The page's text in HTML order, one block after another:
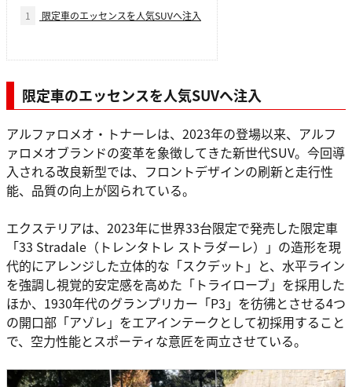
1 限定車のエッセンスを人気SUVへ注入
限定車のエッセンスを人気SUVへ注入
アルファロメオ・トナーレは、2023年の登場以来、アルフ
ァロメオブランドの変革を象徴してきた新世代SUV。今回導
入される改良新型では、フロントデザインの刷新と走行性
能、品質の向上が図られている。
エクステリアは、2023年に世界33台限定で発売した限定車
「33 Stradale（トレンタトレ ストラダーレ）」の造形を現
代的にアレンジした立体的な「スクデット」と、水平ライン
を強調し視覚的安定感を高めた「トライローブ」を採用した
ほか、1930年代のグランプリカー「P3」を彷彿とさせる4つ
の開口部「アゾレ」をエアインテークとして初採用すること
で、空力性能とスポーティな意匠を両立させている。